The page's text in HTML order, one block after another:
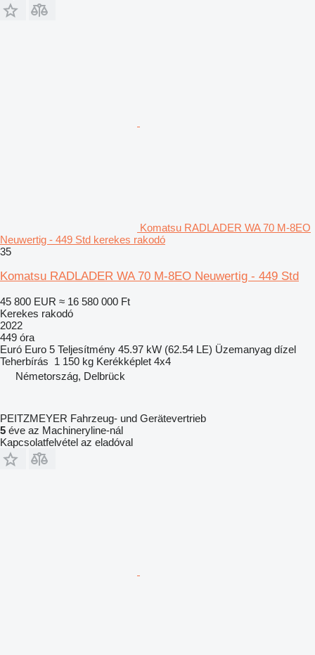
Komatsu RADLADER WA 70 M-8EO
Neuwertig - 449 Std kerekes rakodó
35
Komatsu RADLADER WA 70 M-8EO Neuwertig - 449 Std
45 800 EUR ≈ 16 580 000 Ft
Kerekes rakodó
2022
449 óra
Euró Euro 5 Teljesítmény 45.97 kW (62.54 LE) Üzemanyag dízel
Teherbírás 1 150 kg Kerékképlet 4x4
Németország, Delbrück
PEITZMEYER Fahrzeug- und Gerätevertrieb
5 éve az Machineryline-nál
Kapcsolatfelvétel az eladóval